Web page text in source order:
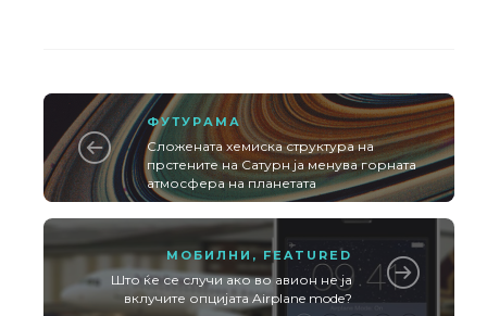
ФУТУРАМА
Сложената хемиска структура на
прстените на Сатурн ја менува горната
атмосфера на планетата
МОБИЛНИ , FEATURED
Што ќе се случи ако во авион не ја
вклучите опцијата Airplane mode?